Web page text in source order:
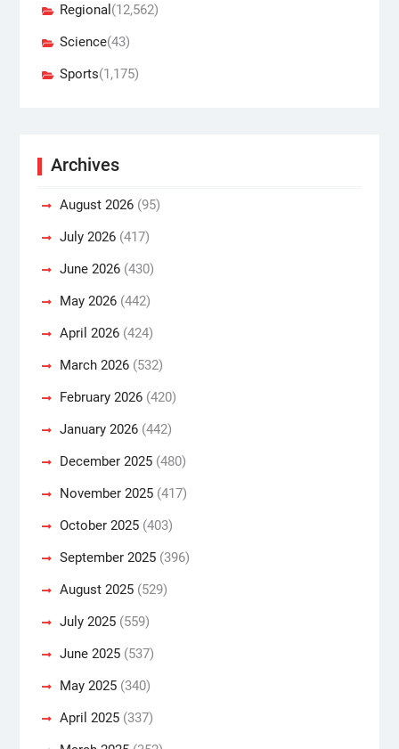
Regional (12,562)
Science(43)
Sports(1,175)
Archives
August 2026(95)
July 2026(417)
June 2026(430)
May 2026(442)
April 2026(424)
March 2026(532)
February 2026(420)
January 2026(442)
December 2025(480)
November 2025(417)
October 2025(403)
September 2025(396)
August 2025(529)
July 2025(559)
June 2025(537)
May 2025(340)
April 2025(337)